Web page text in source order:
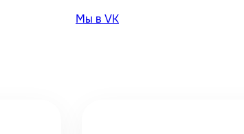
Мы в VK